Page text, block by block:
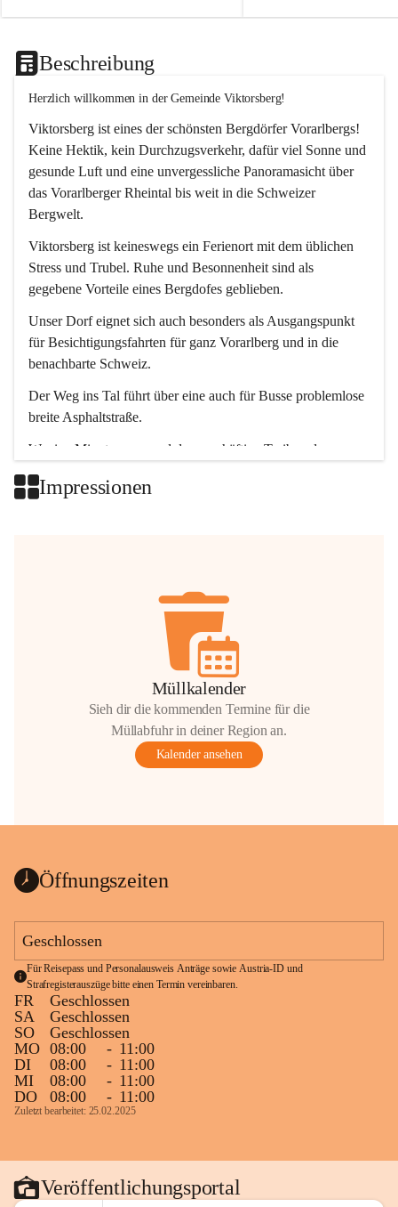
Beschreibung
Herzlich willkommen in der Gemeinde Viktorsberg!
Viktorsberg ist eines der schönsten Bergdörfer Vorarlbergs!
Keine Hektik, kein Durchzugsverkehr, dafür viel Sonne und
gesunde Luft und eine unvergessliche Panoramasicht über
das Vorarlberger Rheintal bis weit in die Schweizer
Bergwelt.
Viktorsberg ist keineswegs ein Ferienort mit dem üblichen
Stress und Trubel. Ruhe und Besonnenheit sind als
gegebene Vorteile eines Bergdofes geblieben.
Unser Dorf eignet sich auch besonders als Ausgangspunkt
für Besichtigungsfahrten für ganz Vorarlberg und in die
benachbarte Schweiz.
Der Weg ins Tal führt über eine auch für Busse problemlose
breite Asphaltstraße.
Wenige Minuten nur, und das geschäftige Treiben der
Impressionen
Müllkalender
Sieh dir die kommenden Termine für die
Müllabfuhr in deiner Region an.
Kalender ansehen
Öffnungszeiten
Geschlossen
Für Reisepass und Personalausweis Anträge sowie Austria-ID und
Strafregisterauszüge bitte einen Termin vereinbaren.
FR
Geschlossen
SA
Geschlossen
SO
Geschlossen
MO 08:00 - 11:00
DI
08:00 - 11:00
MI
08:00 - 11:00
DO
08:00 - 11:00
Zuletzt bearbeitet: 25.02.2025
Veröffentlichungsportal